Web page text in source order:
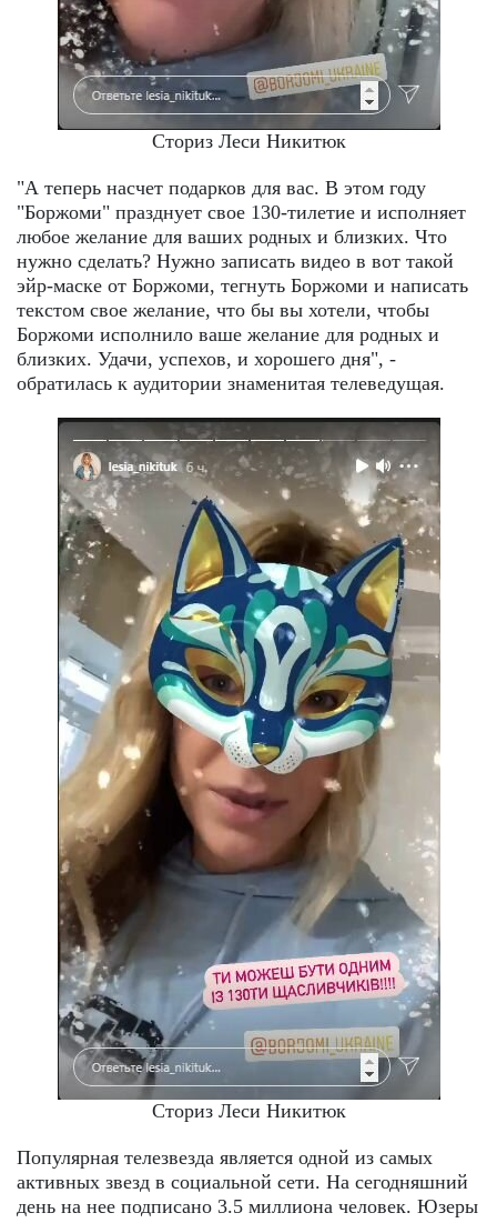
Сториз Леси Никитюк
"А теперь насчет подарков для вас. В этом году
"Боржоми" празднует свое 130-тилетие и исполняет
любое желание для ваших родных и близких. Что
нужно сделать? Нужно записать видео в вот такой
эйр-маске от Боржоми, тегнуть Боржоми и написать
текстом свое желание, что бы вы хотели, чтобы
Боржоми исполнило ваше желание для родных и
близких. Удачи, успехов, и хорошего дня", -
обратилась к аудитории знаменитая телеведущая.
Сториз Леси Никитюк
Популярная телезвезда является одной из самых
активных звезд в социальной сети. На сегодняшний
день на нее подписано 3.5 миллиона человек. Юзеры